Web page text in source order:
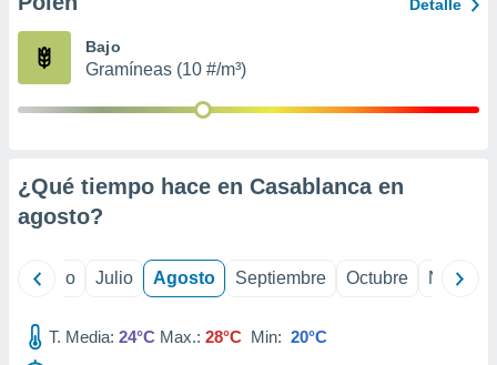
publicidad
1199
Detalle
Bajo
Gramíneas (10 #/m³)
¿Qué tiempo hace en Casablanca en
agosto?
Junio Julio Agosto Septiembre Octubre
T. Media: 24°C Max.: 28°C Min: 20°C